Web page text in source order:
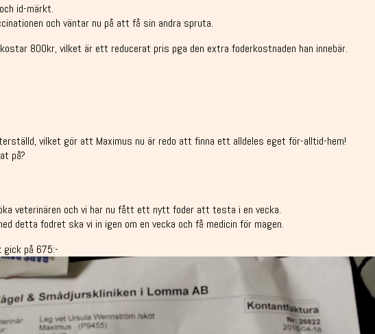
id-märkt.
och väntar nu på att få sin andra spruta.
800kr, vilket är ett reducerat pris pga den extra foderkostnaden han innebär.
vilket gör att Maximus nu är redo att finna ett alldeles eget för-alltid-hem!
på?
veterinären och vi har nu fått ett nytt foder att testa i en vecka.
detta fodret ska vi in igen om en vecka och få medicin för magen.
gick på 675:-